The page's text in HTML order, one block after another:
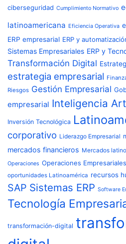
ciberseguridad Cumplimiento Normativo
latinoamericana Eficiencia Operativa
ERP empresarial ERP y
Sistemas Empresariales ERP y
Transformación Digital
estrategia empresarial
Riesgos Gestión Empresarial
empresarial Inteligencia
Inversión Tecnológica
corporativo Liderazgo Empresarial
mercados financieros Mercados
Operaciones Operaciones Empresariales
oportunidades Latinoamérica recursos
SAP Sistemas ERP Software
Tecnología
transformación-digital